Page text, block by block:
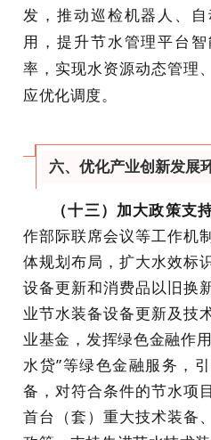
发，推动巡检机器人、
用，提升节水管理平台
率，实现水资源动态管理
应优化调度。
六、优化产业创新发展
（十三）加大政策支
作部际联席会议等工作机
体规划布局，扩大水效标
设备更新和消费品以旧换
业节水装备设备更新及技
业基金，发挥绿色金融作
水贷”等绿色金融服务，
备，对符合条件的节水项
首台（套）重大技术装备